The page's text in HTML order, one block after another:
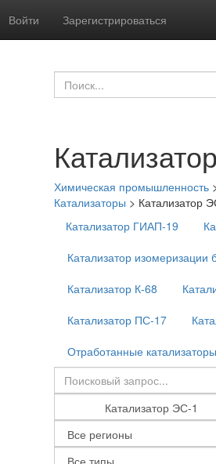
Войти Зарегистрироваться
Химическая промышленность
Катализаторы > Катализатор
Катализатор ГИАП-19
Катализатор изомеризации
Катализатор К-68
Катализатор ПС-17
Отработанные катализаторы